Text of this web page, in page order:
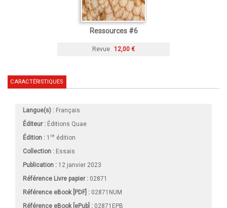
Ressources #6
Revue 12,00 €
CARACTÉRISTIQUES
Langue(s) : Français
Éditeur : Éditions Quae
Édition : 1 re édition
Collection : Essais
Publication : 12 janvier 2023
Référence Livre papier : 02871
Référence eBook [PDF] : 02871NUM
Référence eBook [ePub] : 02871EPB